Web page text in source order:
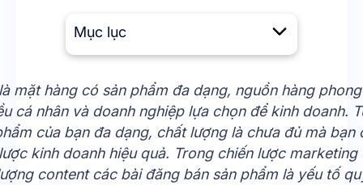
Mục lục
mặt hàng có sản phẩm đa dạng, nguồn hàng
cá nhân và doanh nghiệp lựa chọn để kinh doanh.
của bạn đa dạng, chất lượng là chưa đủ mà bạn
kinh doanh hiệu quả. Trong chiến lược marketing
content các bài đăng bán sản phẩm là yếu tố